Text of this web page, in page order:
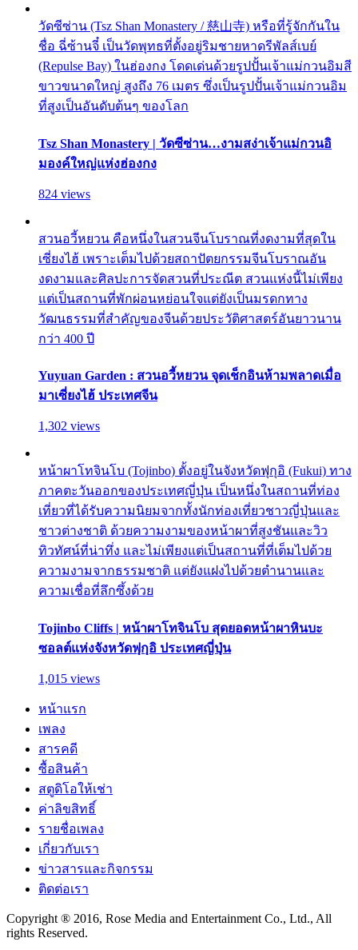
วัดซีซ่าน (Tsz Shan Monastery / 慈山寺) หรือที่รู้จักกันใน
ชื่อ ฉี่ซ้านจี๋ เป็นวัดพุทธที่ตั้งอยู่ริมชายหาดรีพัลส์เบย์
(Repulse Bay) ในฮ่องกง โดดเด่นด้วยรูปปั้นเจ้าแม่กวนอิมสี
ขาวขนาดใหญ่ สูงถึง 76 เมตร ซึ่งเป็นรูปปั้นเจ้าแม่กวนอิม
ที่สูงเป็นอันดับต้นๆ ของโลก
Tsz Shan Monastery | วัดซีซ่าน…งามสง่าเจ้าแม่กวนอิ
มองค์ใหญ่แห่งฮ่องกง
824 views
สวนอวี้หยวน คือหนึ่งในสวนจีนโบราณที่งดงามที่สุดใน
เซี่ยงไฮ้ เพราะเต็มไปด้วยสถาปัตยกรรมจีนโบราณอัน
งดงามและศิลปะการจัดสวนที่ประณีต สวนแห่งนี้ไม่เพียง
แต่เป็นสถานที่พักผ่อนหย่อนใจแต่ยังเป็นมรดกทาง
วัฒนธรรมที่สำคัญของจีนด้วยประวัติศาสตร์อันยาวนาน
กว่า 400 ปี
Yuyuan Garden : สวนอวี้หยวน จุดเช็กอินห้ามพลาดเมื่อ
มาเซี่ยงไฮ้ ประเทศจีน
1,302 views
หน้าผาโทจินโบ (Tojinbo) ตั้งอยู่ในจังหวัดฟุกุอิ (Fukui) ทาง
ภาคตะวันออกของประเทศญี่ปุ่น เป็นหนึ่งในสถานที่ท่อง
เที่ยวที่ได้รับความนิยมจากทั้งนักท่องเที่ยวชาวญี่ปุ่นและ
ชาวต่างชาติ ด้วยความงามของหน้าผาที่สูงชันและวิว
ทิวทัศน์ที่น่าทึ่ง และไม่เพียงแต่เป็นสถานที่ที่เต็มไปด้วย
ความงามจากธรรมชาติ แต่ยังแฝงไปด้วยตำนานและ
ความเชื่อที่ลึกซึ้งด้วย
Tojinbo Cliffs | หน้าผาโทจินโบ สุดยอดหน้าผาหินบะ
ซอลต์แห่งจังหวัดฟุกุอิ ประเทศญี่ปุ่น
1,015 views
หน้าแรก
เพลง
สารคดี
ซื้อสินค้า
สตูดิโอให้เช่า
ค่าลิขสิทธิ์
รายชื่อเพลง
เกี่ยวกับเรา
ข่าวสารและกิจกรรม
ติดต่อเรา
Copyright ® 2016, Rose Media and Entertainment Co., Ltd., All
rights Reserved.